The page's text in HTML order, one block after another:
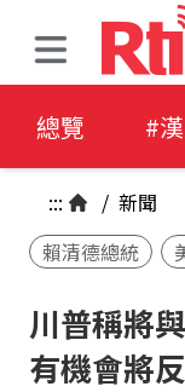
總覽 #
::: / 新聞
賴清德總統
川普稱將
有機會將